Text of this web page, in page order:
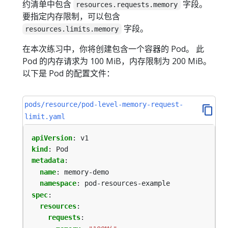
约清单中包含 resources.requests.memory
字段。
要指定内存限制，可以包含
resources.limits.memory
字段。
在本次练习中，你将创建包含一个容器的 Pod。 此
Pod 的内存请求为 100 MiB，内存限制为 200 MiB。
以下是 Pod 的配置文件：
pods/resource/pod-level-memory-request-
limit.yaml
apiVersion:
v1
kind :
Pod
metadata:
name:
memory-demo
namespace:
pod-resources-example
spec:
resources:
requests: